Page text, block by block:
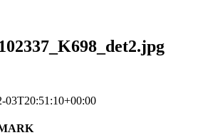
03T20:51:10+00:00